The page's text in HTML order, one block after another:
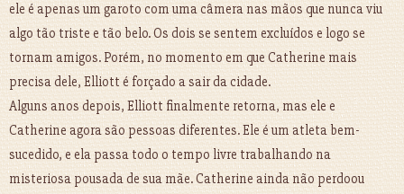
ele é apenas um garoto com uma câmera nas mãos que nunca viu
algo tão triste e tão belo. Os dois se sentem excluídos e logo se
tornam amigos. Porém, no momento em que Catherine mais
precisa dele, Elliott é forçado a sair da cidade.
Alguns anos depois, Elliott finalmente retorna, mas ele e
Catherine agora são pessoas diferentes. Ele é um atleta bem-
sucedido, e ela passa todo o tempo livre trabalhando na
misteriosa pousada de sua mãe. Catherine ainda não perdoou